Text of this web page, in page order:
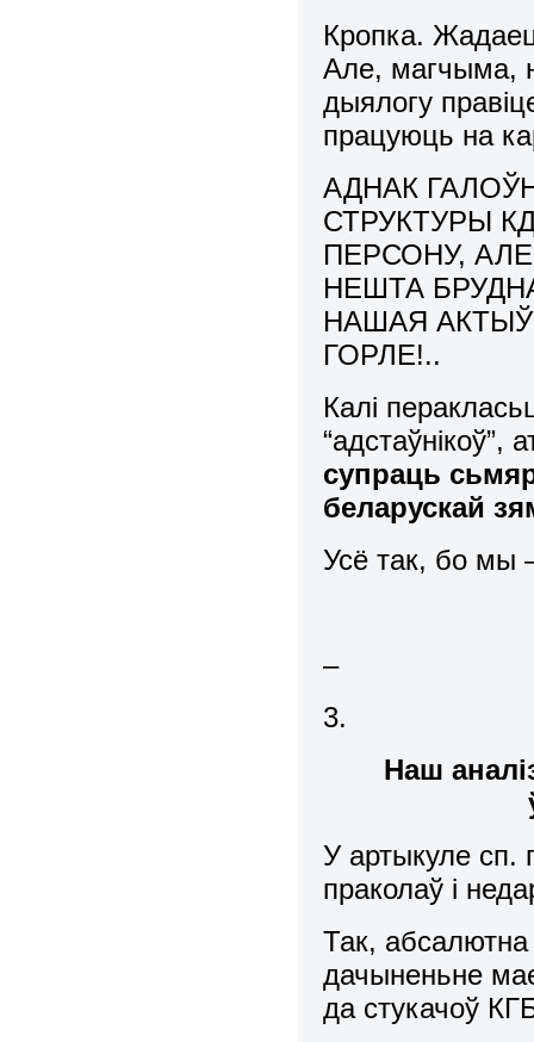
Кропка.
Але, магчыма,
дыялогу
працуюць на
АДНАК
СТРУКТУРЫ
ПЕРСОНУ,
НЕШТА
НАШАЯ
ГОРЛЕ!..
Калі
супраць
беларускай
Усё так, бо мы
–
3.
Наш
У артыкуле сп.
праколаў і
Так,
дачыненьне
да стукачоў